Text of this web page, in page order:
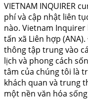
VIETNAM INQUIRER
phí và cập nhật liên
nào. Vietnam
tấn xã Liên hợp
thông tập trung vào
lịch và phong cách
tâm của chúng tôi là
khách quan và trung
một nền văn hóa